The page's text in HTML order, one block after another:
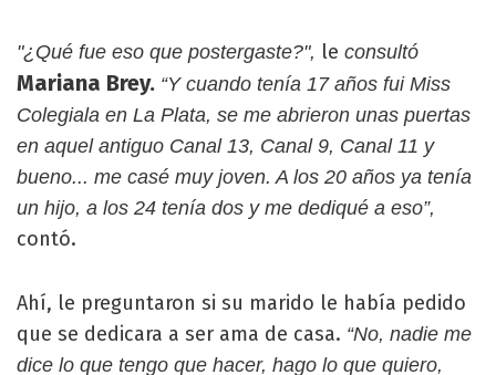
"¿Qué fue eso que postergaste?", le consultó
Mariana Brey. “Y cuando tenía 17 años fui Miss
Colegiala en La Plata, se me abrieron unas puertas
en aquel antiguo Canal 13, Canal 9, Canal 11 y
bueno... me casé muy joven. A los 20 años ya tenía
un hijo, a los 24 tenía dos y me dediqué a eso”,
contó.
Ahí, le preguntaron si su marido le había pedido
que se dedicara a ser ama de casa. “No, nadie me
dice lo que tengo que hacer, hago lo que quiero,